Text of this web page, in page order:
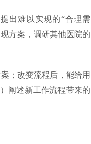
出难以实现的“合理需
方案，调研其他医院的
；改变流程后，能给用
阐述新工作流程带来的